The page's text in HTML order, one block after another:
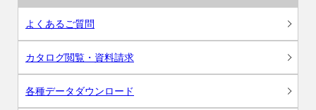
よくあるご質問
カタログ閲覧・資料請求
各種データダウンロード